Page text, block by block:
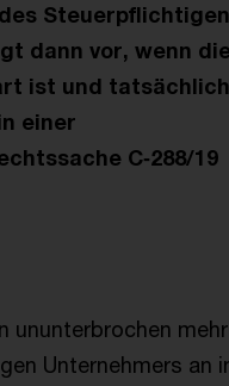
Steuerpflichtigen
dann vor, wenn
ist und tatsächlich
einer
C‑288/19
ununterbrochen mehr
Unternehmers an